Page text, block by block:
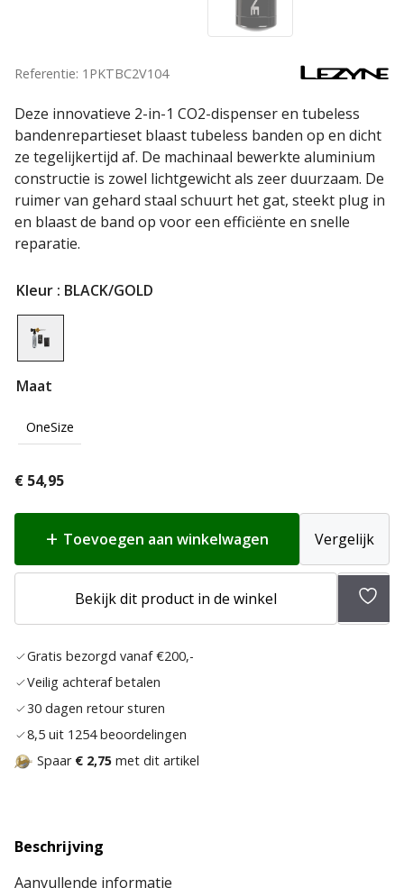
Referentie: 1PKTBC2V104
Deze innovatieve 2-in-1 CO2-dispenser en tubeless
bandenrepartieset blaast tubeless banden op en dicht
ze tegelijkertijd af. De machinaal bewerkte aluminium
constructie is zowel lichtgewicht als zeer duurzaam. De
ruimer van gehard staal schuurt het gat, steekt plug in
en blaast de band op voor een efficiënte en snelle
reparatie.
Kleur : BLACK/GOLD
Maat
OneSize
€ 54,95
Toevoegen aan winkelwagen Vergelijk
Bekijk dit product in de winkel
Gratis bezorgd vanaf €200,-
Veilig achteraf betalen
30 dagen retour sturen
8,5 uit 1254 beoordelingen
Spaar € 2,75 met dit artikel
Beschrijving
Aanvullende informatie